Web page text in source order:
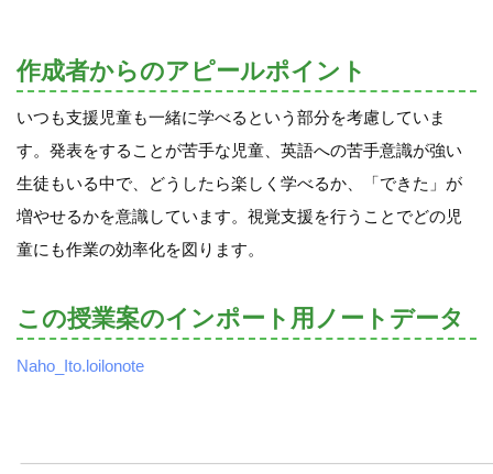
作成者からのアピールポイント
いつも支援児童も一緒に学べるという部分を考慮していま
す。発表をすることが苦手な児童、英語への苦手意識が強い
生徒もいる中で、どうしたら楽しく学べるか、「できた」が
増やせるかを意識しています。視覚支援を行うことでどの児
童にも作業の効率化を図ります。
この授業案のインポート用ノートデータ
Naho_Ito.loilonote